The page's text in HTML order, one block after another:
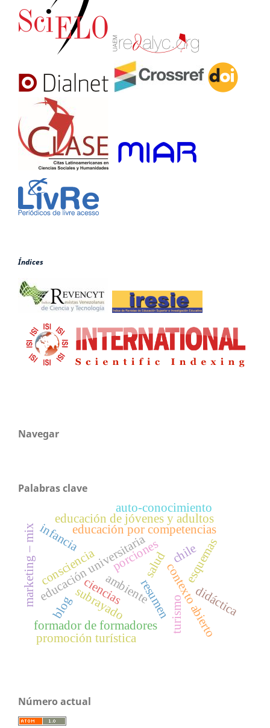
Índices
Navegar
Palabras clave
subrayado
salud
ambiente
educación universitaria contexto abierto
formador de formadores
chile
educación por competencias
resumen
esquemas
educación de jóvenes y adultos
ciencias
marketing – mix
promoción turística
turismo didáctica
blog
porciones
consciencia
auto-conocimiento
infancia
Número actual